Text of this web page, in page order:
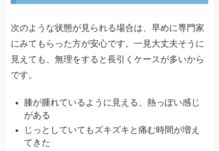
次のような状態が見られる場合は、早めに専門家
にみてもらった方が安心です。一見大丈夫そうに
見えても、無理をすると長引くケースが多いから
です。
膝が腫れているように見える、熱っぽい感じ
がある
じっとしていてもズキズキと痛む時間が増え
てきた